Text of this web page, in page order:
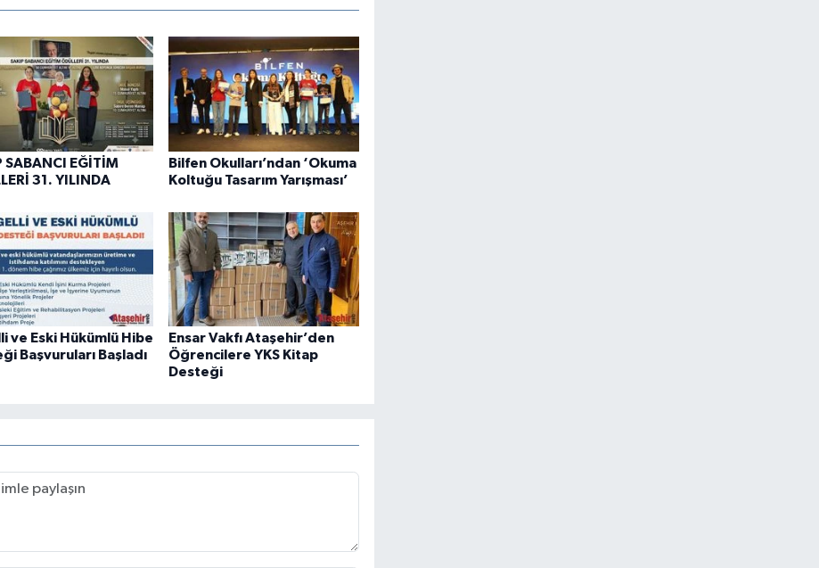
SABANCI EĞİTİM
31. YILINDA
Bilfen Okulları’ndan ‘Okuma
Koltuğu Tasarım Yarışması’
ve Eski Hükümlü Hibe
Başvuruları Başladı
Ensar Vakfı Ataşehir’den
Öğrencilere YKS Kitap
Desteği